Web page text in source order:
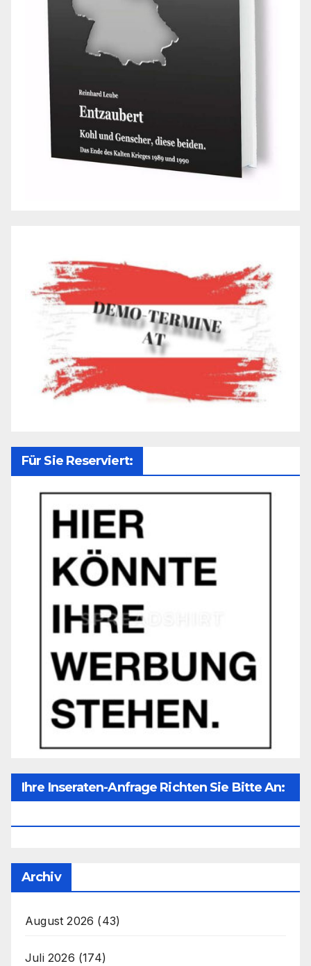
Für Sie Reserviert:
Ihre Inseraten-Anfrage Richten Sie Bitte An:
Archiv
August 2026 (43)
Juli 2026 (174)